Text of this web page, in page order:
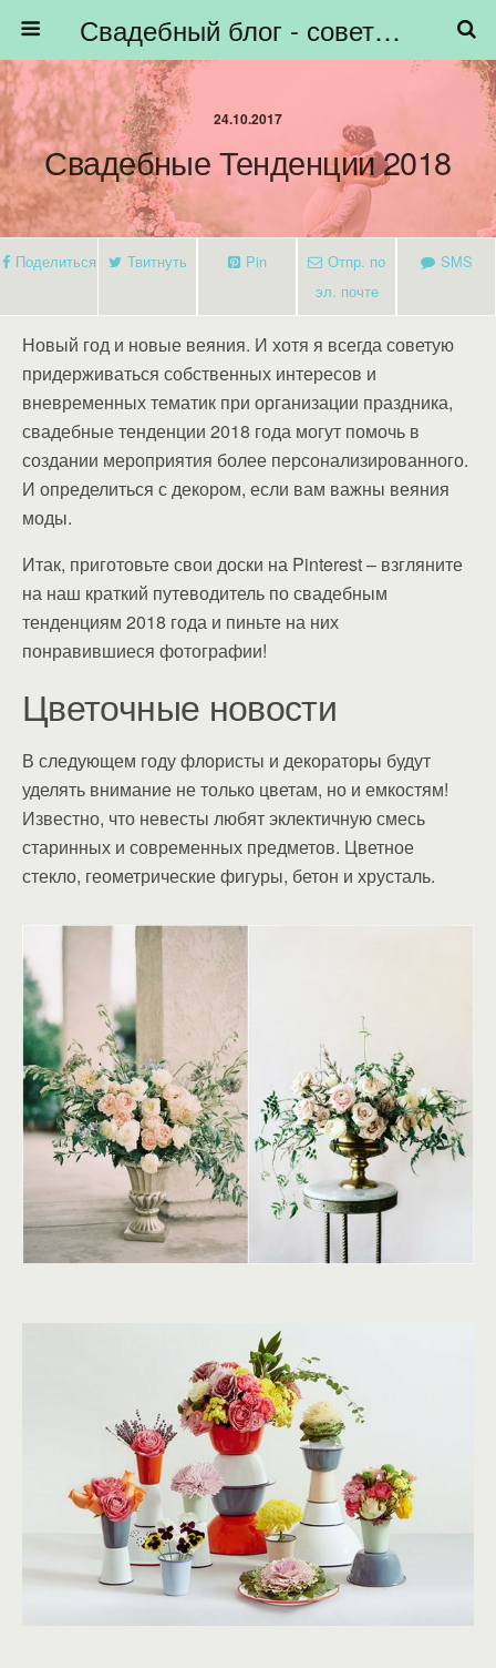
Свадебный блог - советы невестам, подготовка к свадьбе - HiBride
24.10.2017
Свадебные Тенденции 2018
Поделиться Твитнуть Pin
Отпр. по
эл. почте
SMS
Новый год и новые веяния. И хотя я всегда советую
придерживаться собственных интересов и
вневременных тематик при организации праздника,
свадебные тенденции 2018 года могут помочь в
создании мероприятия более персонализированного.
И определиться с декором, если вам важны веяния
моды.
Итак, приготовьте свои доски на Pinterest – взгляните
на наш краткий путеводитель по свадебным
тенденциям 2018 года и пиньте на них
понравившиеся фотографии!
Цветочные новости
В следующем году флористы и декораторы будут
уделять внимание не только цветам, но и емкостям!
Известно, что невесты любят эклектичную смесь
старинных и современных предметов. Цветное
стекло, геометрические фигуры, бетон и хрусталь.